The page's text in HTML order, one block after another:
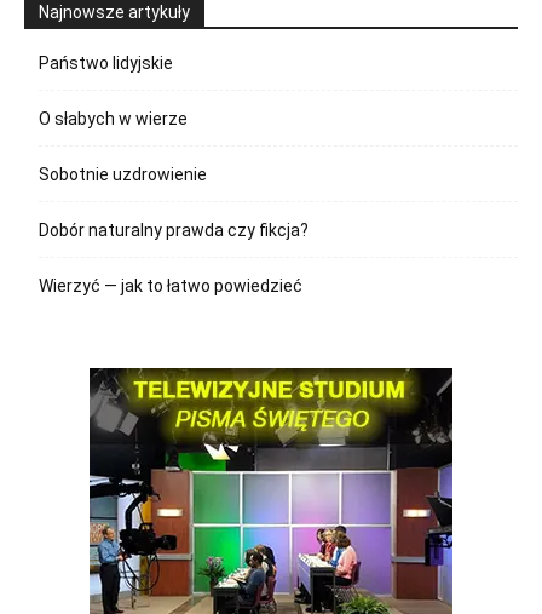
Najnowsze artykuły
Państwo lidyjskie
O słabych w wierze
Sobotnie uzdrowienie
Dobór naturalny prawda czy fikcja?
Wierzyć — jak to łatwo powiedzieć